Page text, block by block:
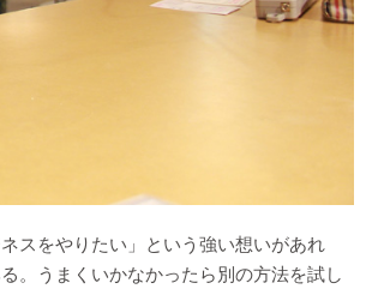
スをやりたい」という強い想いがあれ
。うまくいかなかったら別の方法を試し